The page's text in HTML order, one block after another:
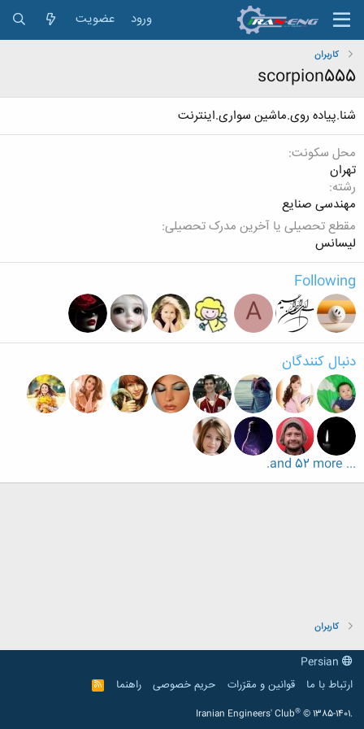
ورود عضویت
کاربران
scorpion555
شنا.پیاده روی.ماشین سواری.اینترنت
محل سکونت
تهران
رشته
مهندسی صنایع
مقطع تحصیلی یا آخرین مدرک تحصیلی
لیسانس
Following
A
دنبال کنندگان
... and 52 more.
کاربران
ارتباط با ما
قوانین و مقرّرات حریم خصوصی راهنما
R
S
Iranian Engineers' Club® © 1385-1401.